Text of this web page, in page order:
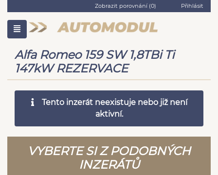
Zobrazit porovnání (0) Přihlásit
Alfa Romeo 159 SW 1,8TBi Ti
147kW REZERVACE
Tento inzerát neexistuje nebo již není
aktivní.
VYBERTE SI Z PODOBNÝCH
INZERÁTŮ